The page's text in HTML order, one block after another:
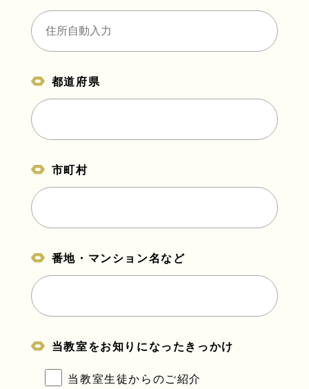
都道府県
市町村
番地・マンション名など
当教室をお知りになったきっかけ
当教室生徒からのご紹介